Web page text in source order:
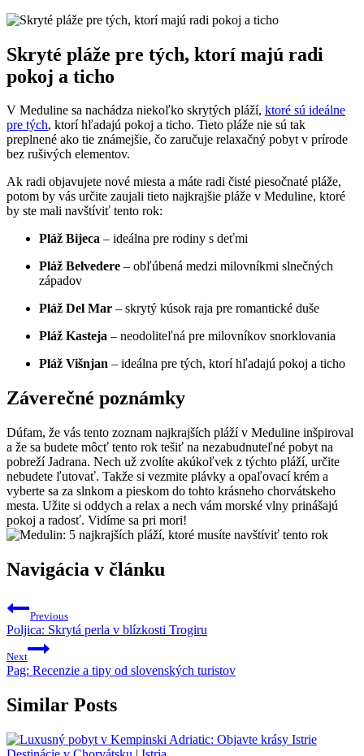
Skryté pláže pre tých, ktorí majú radi
pokoj a ticho
V Meduline sa nachádza niekoľko skrytých pláží, ktoré sú ideálne
pre tých, ktorí hľadajú pokoj a ticho. Tieto pláže nie sú tak
preplnené ako tie známejšie, čo zaručuje relaxačný pobyt v prírode
bez rušivých elementov.
Ak radi objavujete nové miesta a máte radi čisté piesočnaté pláže,
potom by vás určite zaujali tieto najkrajšie pláže v Meduline, ktoré
by ste mali navštíviť tento rok:
Pláž Bijeca – ideálna pre rodiny s deťmi
Pláž Belvedere – obľúbená medzi milovníkmi slnečných
západov
Pláž Del Mar – skrytý kúsok raja pre romantické duše
Pláž Kasteja – neodoliteľná pre milovníkov snorklovania
Pláž Višnjan – ideálna pre tých, ktorí hľadajú pokoj a ticho
Záverečné poznámky
Dúfam, že vás tento zoznam najkrajších pláží v Meduline inšpiroval
a že sa budete môcť tento rok tešiť na nezabudnuteľné pobyt na
pobreží Jadrana. Nech už zvolíte akúkoľvek z týchto pláží, určite
nebudete ľutovať. Takže si vezmite plávky a opaľovací krém a
vyberte sa za slnkom a pieskom do tohto krásneho chorvátskeho
mesta. Užite si oddych a relax a nech vám morské vlny prinášajú
pokoj a radosť. Vidíme sa pri mori!
Navigácia v článku
Previous
Poljica: Skrytá perla v blízkosti Trogiru
Next
Pag: Recenzie a tipy od slovenských turistov
Similar Posts